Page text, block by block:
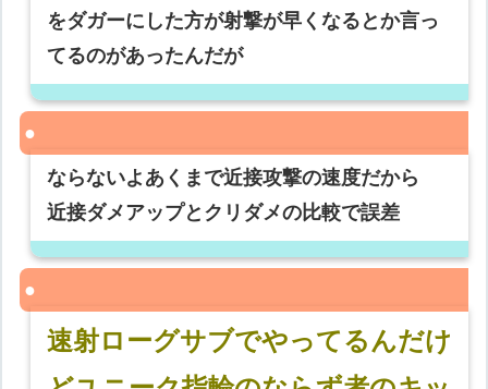
をダガーにした方が射撃が早くなるとか言っ
てるのがあったんだが
ならないよあくまで近接攻撃の速度だから
近接ダメアップとクリダメの比較で誤差
速射ローグサブでやってるんだけ